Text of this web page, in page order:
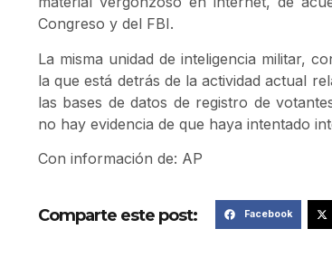
Congreso y del FBI.
La misma unidad de inteligencia militar,
la que está detrás de la actividad actual
las bases de datos de registro de
no hay evidencia de que haya intentado
Con información de: AP
Comparte este post: Facebook